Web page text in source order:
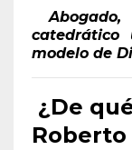
modelo de
¿De